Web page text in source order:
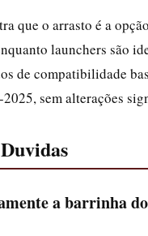
que o arrasto é a
launchers são
de compatibilidade
sem alterações
a barrinha